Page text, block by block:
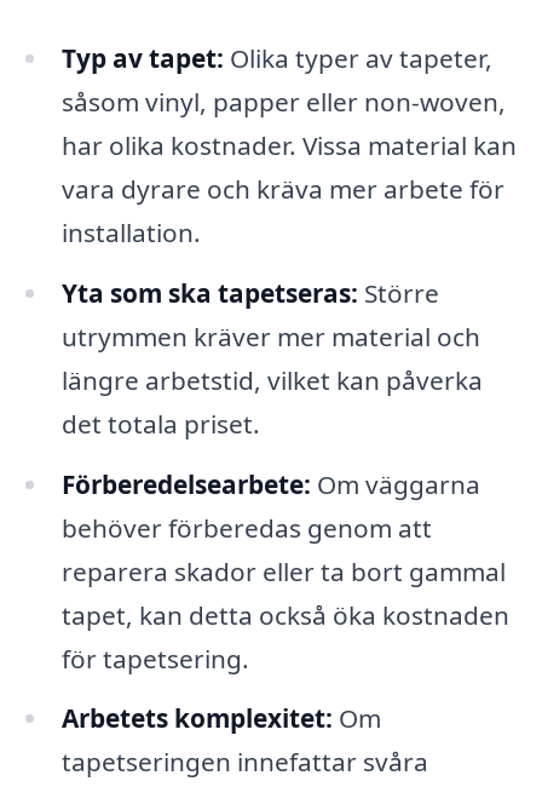
Typ av tapet: Olika typer av tapeter,
såsom vinyl, papper eller non-woven,
har olika kostnader. Vissa material kan
vara dyrare och kräva mer arbete för
installation.
Yta som ska tapetseras: Större
utrymmen kräver mer material och
längre arbetstid, vilket kan påverka
det totala priset.
Förberedelsearbete: Om väggarna
behöver förberedas genom att
reparera skador eller ta bort gammal
tapet, kan detta också öka kostnaden
för tapetsering.
Arbetets komplexitet: Om
tapetseringen innefattar svåra